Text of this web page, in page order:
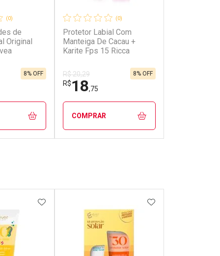
(0)
de
Original
8% OFF
(0)
Protetor Labial Com
Manteiga De Cacau +
Karite Fps 15 Ricca
R$ 20,29
R$18,75
8% OFF
COMPRAR
ADICIONAR AOS FAVORITOSADICIONAR AOS